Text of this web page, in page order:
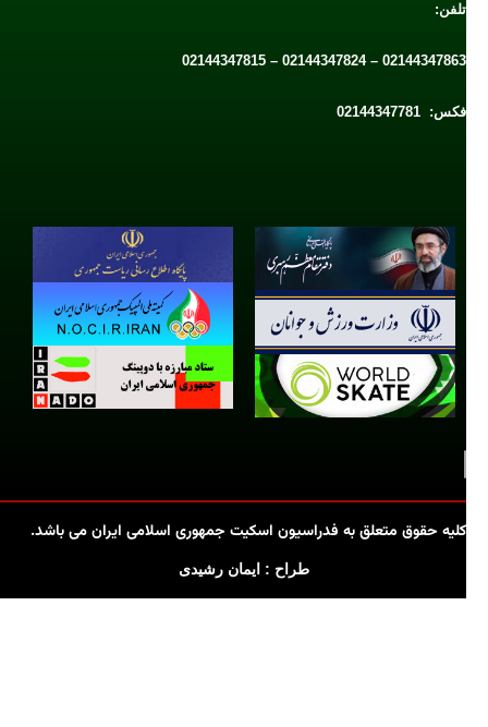
تلفن:
02144347863 – 02144347824 – 02144347815
فکس: 02144347781
کلیه حقوق متعلق به فدراسیون اسکیت جمهوری اسلامی ایران می باشد.
طراح : ایمان رشیدی